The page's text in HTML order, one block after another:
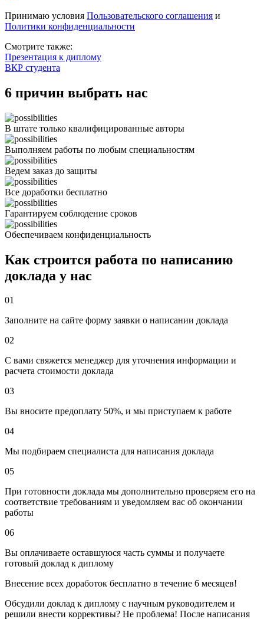
Принимаю условия Пользовательского соглашения и
Политики конфиденциальности
Смотрите также:
Презентация к диплому
ВКР студента
6 причин выбрать нас
В штате только квалифицированные авторы
Выполняем работы по любым специальностям
Ведем заказ до защиты
Все доработки бесплатно
Гарантируем соблюдение сроков
Обеспечиваем конфиденциальность
Как строится работа по написанию
доклада у нас
01
Заполните на сайте форму заявки о написании доклада
02
С вами свяжется менеджер для уточнения информации и
расчета стоимости доклада
03
Вы вносите предоплату 50%, и мы приступаем к работе
04
Мы подбираем специалиста для написания доклада
05
При готовности доклада мы дополнительно проверяем его на
соответствие требованиям и уведомляем вас об окончании
работы
06
Вы оплачиваете оставшуюся часть суммы и получаете
готовый доклад к диплому
Внесение всех доработок бесплатно в течение 6 месяцев!
Обсудили доклад к диплому с научным руководителем и
решили внести коррективы? Не проблема! После написания